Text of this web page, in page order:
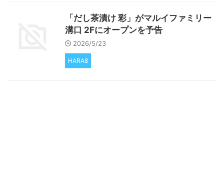
「だし茶漬け 彩」がマルイファミリー
溝口 2Fにオープンを予告
2026/5/23
HARA8